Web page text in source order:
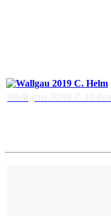
Wallgau 2019 C. Helm